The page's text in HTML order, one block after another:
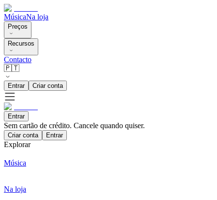
MúsicaNa loja
Preços
Recursos
Contacto
🇵🇹
Entrar Criar conta
Entrar
Sem cartão de crédito. Cancele quando quiser.
Criar conta Entrar
Explorar
Música
Na loja